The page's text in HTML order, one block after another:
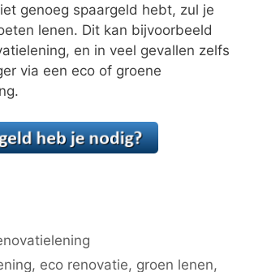
genoeg spaargeld hebt, zul je
lenen. Dit kan bijvoorbeeld
en in veel gevallen zelfs
via een eco of groene
, eco renovatie, groen lenen,